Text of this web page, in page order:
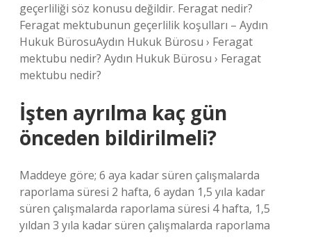
geçerliliği söz konusu değildir. Feragat nedir?
Feragat mektubunun geçerlilik koşulları – Aydın
Hukuk BürosuAydın Hukuk Bürosu › Feragat
mektubu nedir? Aydın Hukuk Bürosu › Feragat
mektubu nedir?
İşten ayrılma kaç gün
önceden bildirilmeli?
Maddeye göre; 6 aya kadar süren çalışmalarda
raporlama süresi 2 hafta, 6 aydan 1,5 yıla kadar
süren çalışmalarda raporlama süresi 4 hafta, 1,5
yıldan 3 yıla kadar süren çalışmalarda raporlama